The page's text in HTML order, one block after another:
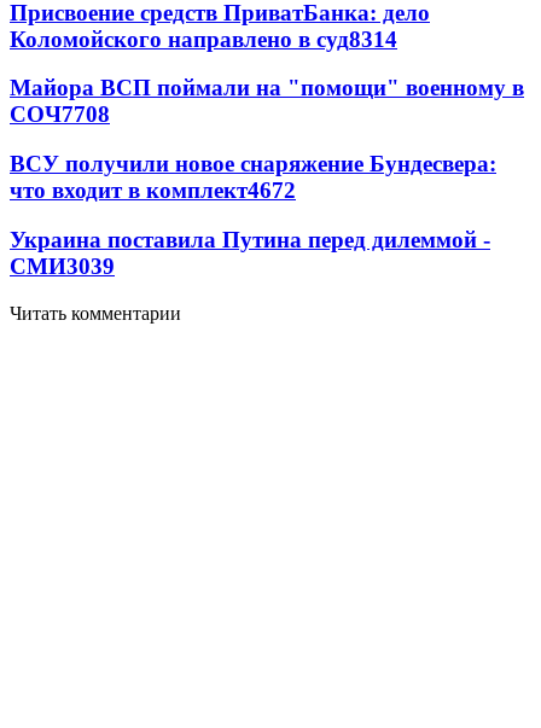
Присвоение средств ПриватБанка: дело
Коломойского направлено в суд8314
Майора ВСП поймали на "помощи" военному в
СОЧ7708
ВСУ получили новое снаряжение Бундесвера:
что входит в комплект4672
Украина поставила Путина перед дилеммой -
СМИ3039
Читать комментарии